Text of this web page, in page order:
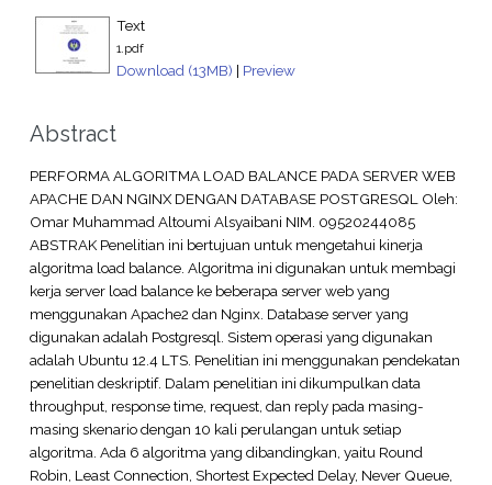
Text
1.pdf
Download (13MB) | Preview
Abstract
PERFORMA ALGORITMA LOAD BALANCE PADA SERVER WEB
APACHE DAN NGINX DENGAN DATABASE POSTGRESQL Oleh:
Omar Muhammad Altoumi Alsyaibani NIM. 09520244085
ABSTRAK Penelitian ini bertujuan untuk mengetahui kinerja
algoritma load balance. Algoritma ini digunakan untuk membagi
kerja server load balance ke beberapa server web yang
menggunakan Apache2 dan Nginx. Database server yang
digunakan adalah Postgresql. Sistem operasi yang digunakan
adalah Ubuntu 12.4 LTS. Penelitian ini menggunakan pendekatan
penelitian deskriptif. Dalam penelitian ini dikumpulkan data
throughput, response time, request, dan reply pada masing-
masing skenario dengan 10 kali perulangan untuk setiap
algoritma. Ada 6 algoritma yang dibandingkan, yaitu Round
Robin, Least Connection, Shortest Expected Delay, Never Queue,